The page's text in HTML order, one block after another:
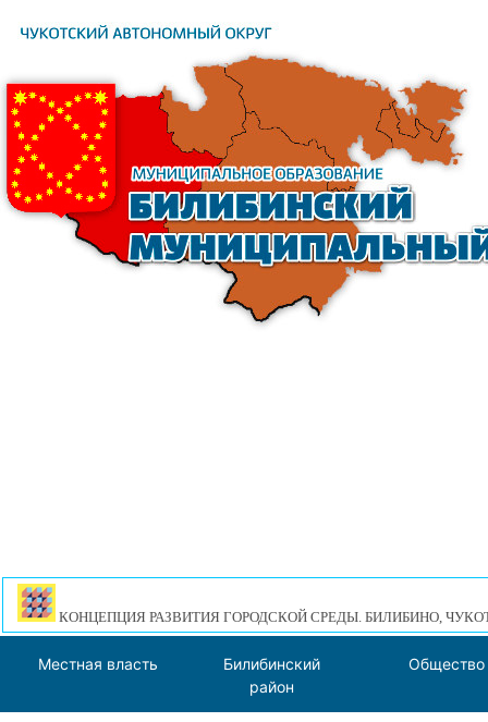
КОНЦЕПЦИЯ РАЗВИТИЯ ГОРОДСКОЙ СРЕДЫ. БИЛИБИНО,
Местная власть
Билибинский
район
Общество